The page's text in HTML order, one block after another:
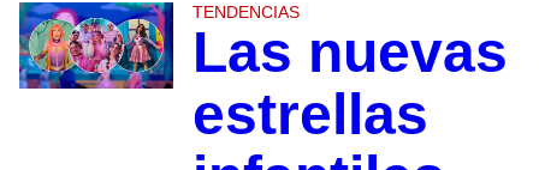
TENDENCIAS
Las nuevas
estrellas